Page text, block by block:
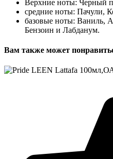
Верхние ноты: Черный
средние ноты: Пачули,
базовые ноты: Ваниль,
Бензоин и Лабданум.
Вам также может